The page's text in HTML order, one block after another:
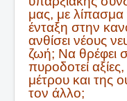
μας, με
ένταξη στην
ανθίσει νέους
ζωή; Να θρέφει
πυροδοτεί
μέτρου και της
τον άλλο;